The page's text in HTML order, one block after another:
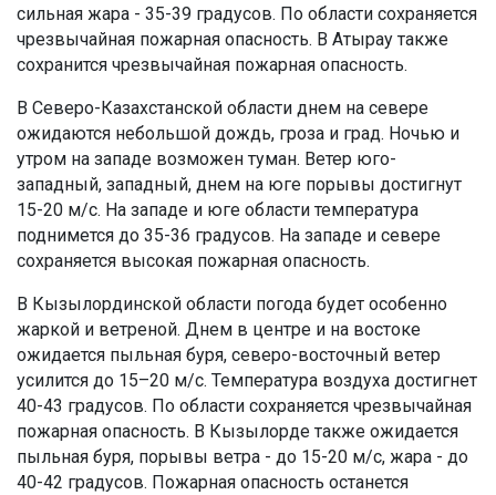
сильная жара - 35-39 градусов. По области сохраняется
чрезвычайная пожарная опасность. В Атырау также
сохранится чрезвычайная пожарная опасность.
В Северо-Казахстанской области днем на севере
ожидаются небольшой дождь, гроза и град. Ночью и
утром на западе возможен туман. Ветер юго-
западный, западный, днем на юге порывы достигнут
15-20 м/с. На западе и юге области температура
поднимется до 35-36 градусов. На западе и севере
сохраняется высокая пожарная опасность.
В Кызылординской области погода будет особенно
жаркой и ветреной. Днем в центре и на востоке
ожидается пыльная буря, северо-восточный ветер
усилится до 15–20 м/с. Температура воздуха достигнет
40-43 градусов. По области сохраняется чрезвычайная
пожарная опасность. В Кызылорде также ожидается
пыльная буря, порывы ветра - до 15-20 м/с, жара - до
40-42 градусов. Пожарная опасность останется